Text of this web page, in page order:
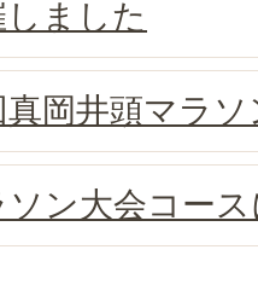
ました
真岡井頭マラ
ソン大会コー